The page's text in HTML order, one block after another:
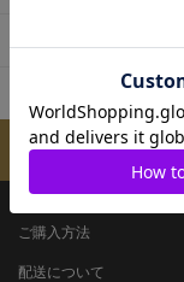
ご購入方法
配送について